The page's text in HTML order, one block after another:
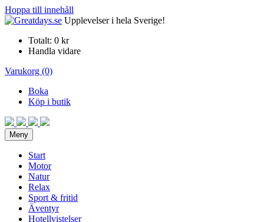
Hoppa till innehåll
Upplevelser i hela Sverige!
Totalt: 0 kr
Handla vidare
Varukorg (0)
Boka
Köp i butik
Meny
Start
Motor
Natur
Relax
Sport & fritid
Äventyr
Hotellvistelser